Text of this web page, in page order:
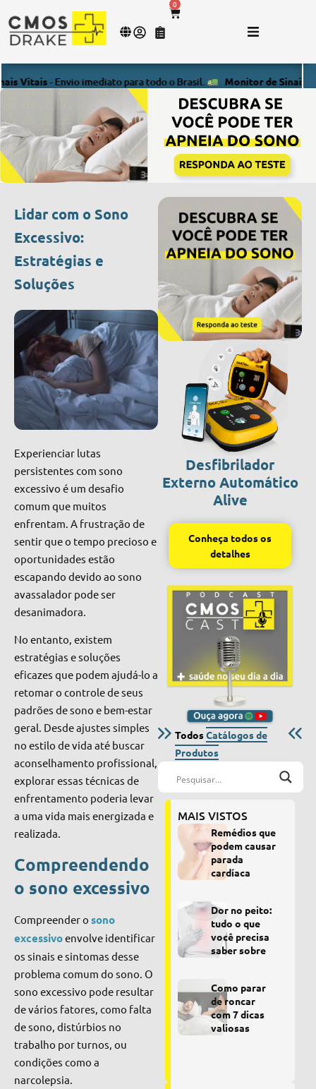
0
- Envio imediato para todo o Brasil. Monitor de Sinais Vitais
Lidar com o Sono
Excessivo:
Estratégias e
Soluções
Experienciar lutas
persistentes com sono
excessivo é um desafio
comum que muitos
enfrentam. A frustração de
sentir que o tempo precioso e
oportunidades estão
escapando devido ao sono
avassalador pode ser
desanimadora.
No entanto, existem
estratégias e soluções
eficazes que podem ajudá-lo a
retomar o controle de seus
padrões de sono e bem-estar
geral. Desde ajustes simples
no estilo de vida até buscar
aconselhamento profissional,
explorar essas técnicas de
enfrentamento poderia levar
a uma vida mais energizada e
realizada.
Compreendendo
o sono excessivo
Compreender o sono
excessivoenvolve identificar
os sinais e sintomas desse
problema comum do sono. O
sono excessivo pode resultar
de vários fatores, como falta
de sono, distúrbios no
trabalho por turnos, ou
condições como a
narcolepsia.
Desfibrilador
Externo Automático
Alive
Conheça todos os
detalhes
TodosCatálogos de
Produtos
MAIS VISTOS
Remédios que
podem causar
parada
cardíaca
Dor no peito:
tudo o que
você precisa
saber sobre
Como parar
de roncar
com 7 dicas
valiosas